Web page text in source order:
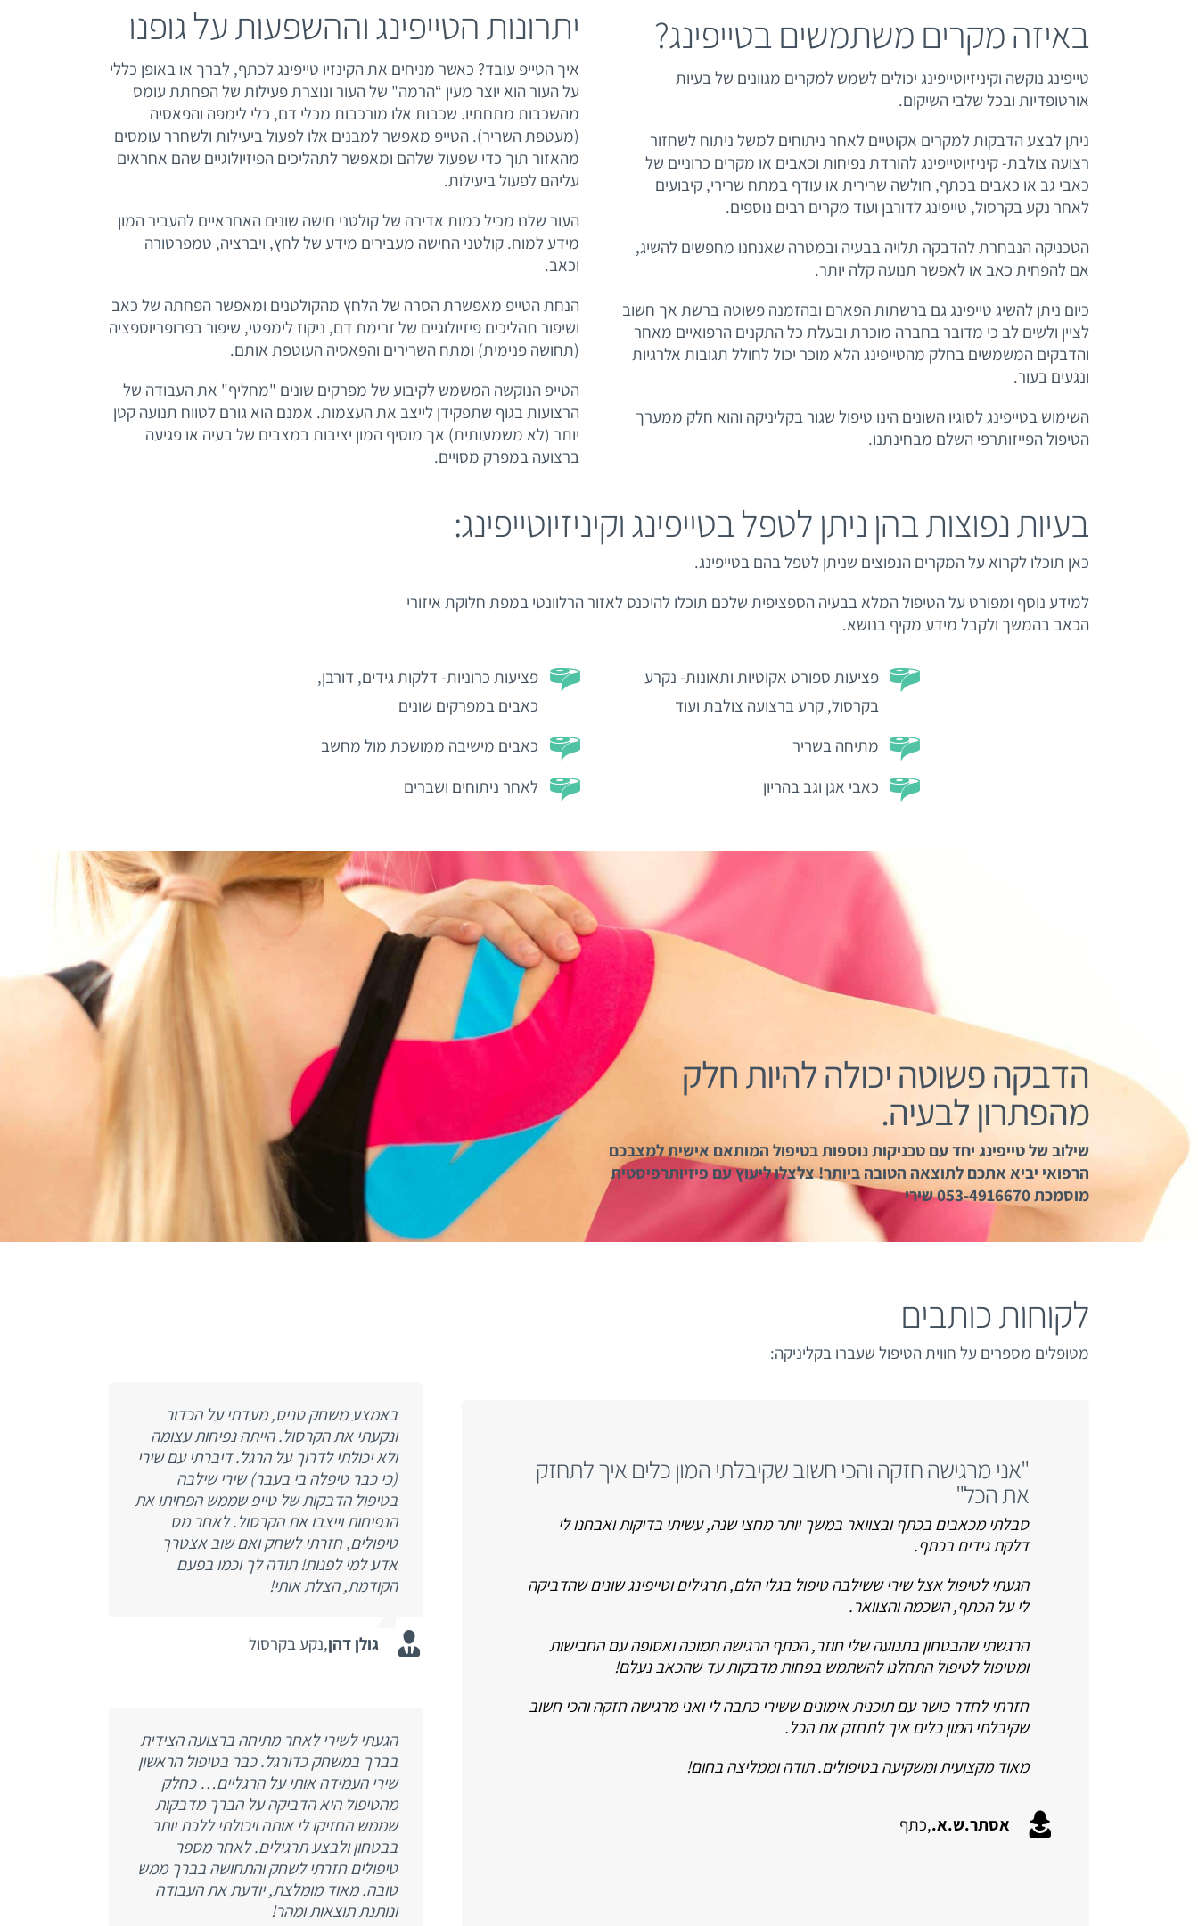
באיזה מקרים משתמשים בטייפינג?
טייפינג נוקשה וקיניזיוטייפינג יכולים לשמש למקרים מגוונים של בעיות
אורטופדיות ובכל שלבי השיקום.
ניתן לבצע הדבקות למקרים אקוטיים לאחר ניתוחים למשל ניתוח לשחזור
רצועה צולבת- קיניזיוטייפינג להורדת נפיחות וכאבים או מקרים כרוניים של
כאבי גב או כאבים בכתף, חולשה שרירית או עודף במתח שרירי, קיבועים
לאחר נקע בקרסול, טייפינג לדורבן ועוד מקרים רבים נוספים.
הטכניקה הנבחרת להדבקה תלויה בבעיה ובמטרה שאנחנו מחפשים להשיג,
אם להפחית כאב או לאפשר תנועה קלה יותר.
כיום ניתן להשיג טייפינג גם ברשתות הפארם ובהזמנה פשוטה ברשת אך חשוב
לציין ולשים לב כי מדובר בחברה מוכרת ובעלת כל התקנים הרפואיים מאחר
והדבקים המשמשים בחלק מהטייפינג הלא מוכר יכול לחולל תגובות אלרגיות
ונגעים בעור.
השימוש בטייפינג לסוגיו השונים הינו טיפול שגור בקליניקה והוא חלק ממערך
הטיפול הפייזותרפי השלם מבחינתנו.
יתרונות הטייפינג וההשפעות על גופנו
איך הטייפ עובד? כאשר מניחים את הקינזיו טייפינג לכתף, לברך או באופן כללי
על העור הוא יוצר מעין “הרמה" של העור ונוצרת פעילות של הפחתת עומס
מהשכבות מתחתיו. שכבות אלו מורכבות מכלי דם, כלי לימפה והפאסיה
(מעטפת השריר). הטייפ מאפשר למבנים אלו לפעול ביעילות ולשחרר עומסים
מהאזור תוך כדי שפעול שלהם ומאפשר לתהליכים הפיזיולוגיים שהם אחראים
עליהם לפעול ביעילות.
העור שלנו מכיל כמות אדירה של קולטני חישה שונים האחראיים להעביר המון
מידע למוח. קולטני החישה מעבירים מידע של לחץ, ויברציה, טמפרטורה
וכאב.
הנחת הטייפ מאפשרת הסרה של הלחץ מהקולטנים ומאפשר הפחתה של כאב
ושיפור תהליכים פיזיולוגיים של זרימת דם, ניקוז לימפטי, שיפור בפרופריוספציה
(תחושה פנימית) ומתח השרירים והפאסיה העוטפת אותם.
הטייפ הנוקשה המשמש לקיבוע של מפרקים שונים "מחליף" את העבודה של
הרצועות בגוף שתפקידן לייצב את העצמות. אמנם הוא גורם לטווח תנועה קטן
יותר (לא משמעותית) אך מוסיף המון יציבות במצבים של בעיה או פגיעה
ברצועה במפרק מסויים.
בעיות נפוצות בהן ניתן לטפל בטייפינג וקיניזיוטייפינג:
כאן תוכלו לקרוא על המקרים הנפוצים שניתן לטפל בהם בטייפינג.
למידע נוסף ומפורט על הטיפול המלא בבעיה הספציפית שלכם תוכלו להיכנס לאזור הרלוונטי במפת חלוקת איזורי
הכאב בהמשך ולקבל מידע מקיף בנושא.
פציעות ספורט אקוטיות ותאונות- נקרע
בקרסול, קרע ברצועה צולבת ועוד
מתיחה בשריר
כאבי אגן וגב בהריון
פציעות כרוניות- דלקות גידים, דורבן,
כאבים במפרקים שונים
כאבים מישיבה ממושכת מול מחשב
לאחר ניתוחים ושברים
הדבקה פשוטה יכולה להיות חלק
מהפתרון לבעיה.
שילוב של טייפינג יחד עם טכניקות נוספות בטיפול המותאם אישית למצבכם
הרפואי יביא אתכם לתוצאה הטובה ביותר! צלצלו ליעוץ עם פיזיותרפיסטית
מוסמכת 053-4916670 שירי
לקוחות כותבים
מטופלים מספרים על חווית הטיפול שעברו בקליניקה:
"אני מרגישה חזקה והכי חשוב שקיבלתי המון כלים איך לתחזק
את הכל"
סבלתי מכאבים בכתף ובצוואר במשך יותר מחצי שנה, עשיתי בדיקות ואבחנו לי
דלקת גידים בכתף.
הגעתי לטיפול אצל שירי ששילבה טיפול בגלי הלם, תרגילים וטייפינג שונים שהדביקה
לי על הכתף, השכמה והצוואר.
הרגשתי שהבטחון בתנועה שלי חוזר, הכתף הרגישה תמוכה ואסופה עם החבישות
ומטיפול לטיפול התחלנו להשתמש בפחות מדבקות עד שהכאב נעלם!
חזרתי לחדר כושר עם תוכנית אימונים ששירי כתבה לי ואני מרגישה חזקה והכי חשוב
שקיבלתי המון כלים איך לתחזק את הכל.
מאוד מקצועית ומשקיעה בטיפולים. תודה וממליצה בחום!
אסתר.ש.א.,כתף
באמצע משחק טניס, מעדתי על הכדור
ונקעתי את הקרסול. הייתה נפיחות עצומה
ולא יכולתי לדרוך על הרגל. דיברתי עם שירי
(כי כבר טיפלה בי בעבר) שירי שילבה
בטיפול הדבקות של טייפ שממש הפחיתו את
הנפיחות וייצבו את הקרסול. לאחר מס
טיפולים, חזרתי לשחק ואם שוב אצטרך
אדע למי לפנות! תודה לך וכמו בפעם
הקודמת, הצלת אותי!
גולן דהן,נקע בקרסול
הגעתי לשירי לאחר מתיחה ברצועה הצידית
בברך במשחק כדורגל. כבר בטיפול הראשון
שירי העמידה אותי על הרגליים… כחלק
מהטיפול היא הדביקה על הברך מדבקות
שממש החזיקו לי אותה ויכולתי ללכת יותר
בבטחון ולבצע תרגילים. לאחר מספר
טיפולים חזרתי לשחק והתחושה בברך ממש
טובה. מאוד מומלצת, יודעת את העבודה
ונותנת תוצאות ומהר!